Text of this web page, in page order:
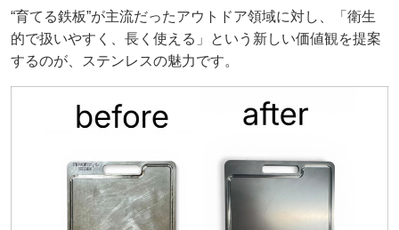
“育てる鉄板”が主流だったアウトドア領域に対し、「衛生
的で扱いやすく、長く使える」という新しい価値観を提案
するのが、ステンレスの魅力です。